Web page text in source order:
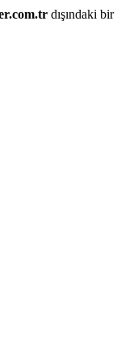
dışındaki bir